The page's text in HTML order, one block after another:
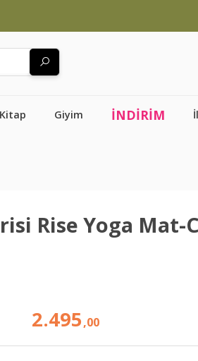
Kitap Giyim İNDİRİM
Rise Yoga Mat-
2.495,00